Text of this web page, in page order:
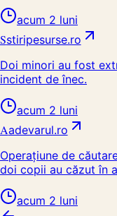
acum 2 luni
Sstiripesurse.ro
Doi minori au fost
incident de înec.
acum 2 luni
Aadevarul.ro
Operațiune de
doi copii au căzut în
acum 2 luni